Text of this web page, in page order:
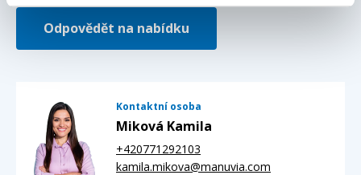
Odpovědět na nabídku
Kontaktní osoba
Miková Kamila
+420771292103
kamila.mikova@manuvia.com